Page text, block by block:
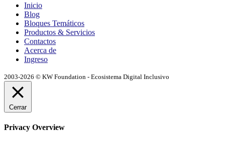
Inicio
Blog
Bloques Temáticos
Productos & Servicios
Contactos
Acerca de
Ingreso
2003-2026 © KW Foundation - Ecosistema Digital Inclusivo
Cerrar
Privacy Overview